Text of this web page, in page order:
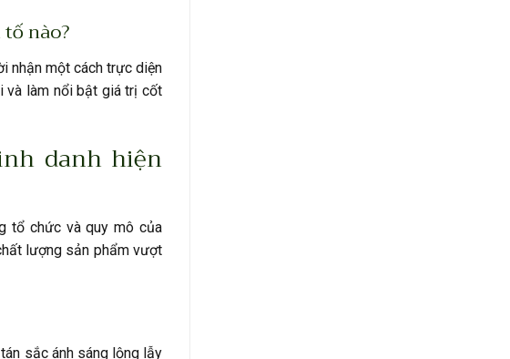
nào?
nhận một cách trực diện
và làm nổi bật giá trị cốt
danh hiện
tổ chức và quy mô của
lượng sản phẩm vượt
sắc ánh sáng lộng lẫy